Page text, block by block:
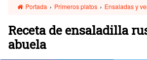
Portada › Primeros platos › Ensaladas y
Receta de ensaladilla
abuela